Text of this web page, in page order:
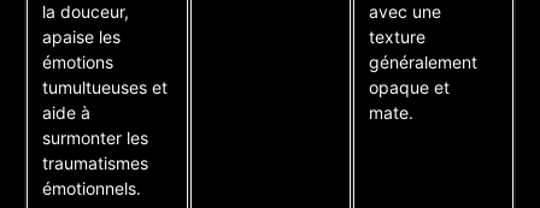
la douceur,
apaise les
émotions
tumultueuses et
aide à
surmonter les
traumatismes
émotionnels.
avec une
texture
généralement
opaque et
mate.